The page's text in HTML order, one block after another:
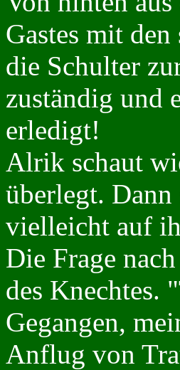
Gastes mit
die Schulter
zuständig und
erledigt!
Alrik schaut
überlegt.
vielleicht auf
Die Frage
des Knechtes.
Gegangen,
Anflug von